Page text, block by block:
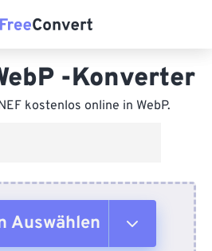
-Konverter
kostenlos online in WebP.
Auswählen